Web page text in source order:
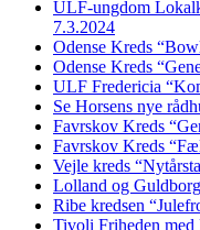
ULF-ungdom
7.3.2024
Odense Kreds
Odense Kreds
ULF Fredericia
Se Horsens nye
Favrskov Kreds
Favrskov Kreds
Vejle kreds
Lolland og
Ribe kredsen
Tivoli Friheden